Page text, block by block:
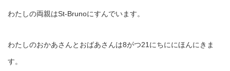
わたしの両親はSt-Brunoにすんでいます。
わたしのおかあさんとおばあさんは8がつ21にちににほんにきま
す。